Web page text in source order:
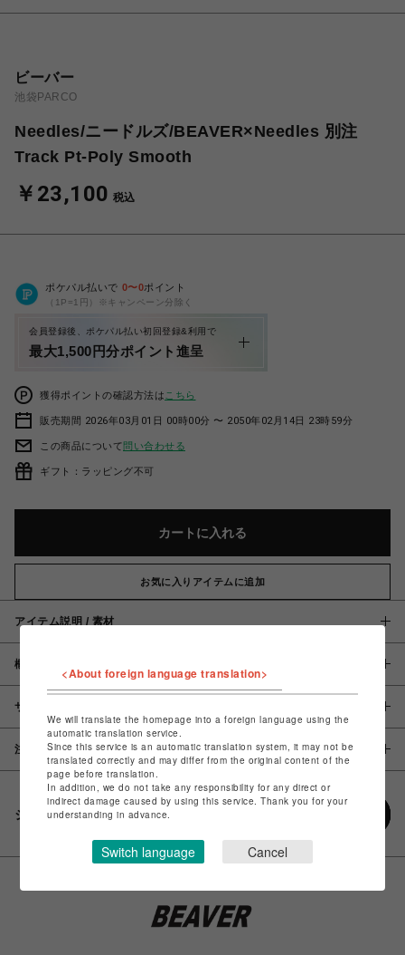
ビーバー
池袋PARCO
Needles/ニードルズ/BEAVER×Needles 別注
Track Pt-Poly Smooth
￥23,100 税込
ポケパル払いで 0〜0ポイント
（1P=1円）※キャンペーン分除く
会員登録後、ポケパル払い初回登録&利用で
最大1,500円分ポイント進呈
獲得ポイントの確認方法は こちら
販売期間 2026年03月01日 00時00分 〜 2050年02月14日 23時59分
この商品について問い合わせる
ギフト：ラッピング不可
カートに入れる
お気に入りアイテムに追加
アイテム説明 / 素材
概要
サイズ
注意事項
シェアする
<About foreign language translation>
We will translate the homepage into a foreign language using the
automatic translation service.
Since this service is an automatic translation system, it may not be
translated correctly and may differ from the original content of the
page before translation.
In addition, we do not take any responsibility for any direct or
indirect damage caused by using this service. Thank you for your
understanding in advance.
Switch language Cancel